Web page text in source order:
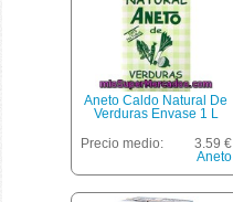
Aneto Caldo Natural De
Verduras Envase 1 L
Precio medio:
3.59 €
Aneto